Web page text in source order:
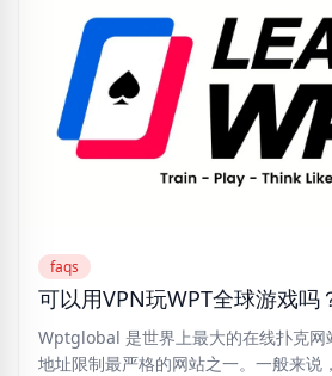
faqs
可以用VPN玩WPT全球游戏吗
Wptglobal 是世界上最大的在线扑克网
地址限制最严格的网站之一。一般来说